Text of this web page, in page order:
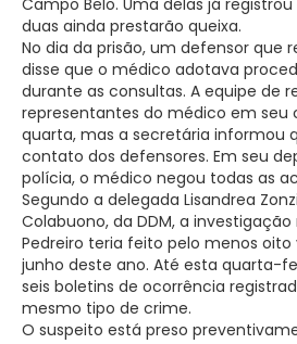
duas ainda prestarão queixa.
No dia da prisão, um defensor que
disse que o médico adotava
durante as consultas. A equipe de
representantes do médico em seu
quarta, mas a secretária informou
contato dos defensores. Em seu
polícia, o médico negou todas as
Segundo a delegada Lisandrea
Colabuono, da DDM, a
Pedreiro teria feito pelo menos
junho deste ano. Até esta quarta-
seis boletins de ocorrência
mesmo tipo de crime.
O suspeito está preso